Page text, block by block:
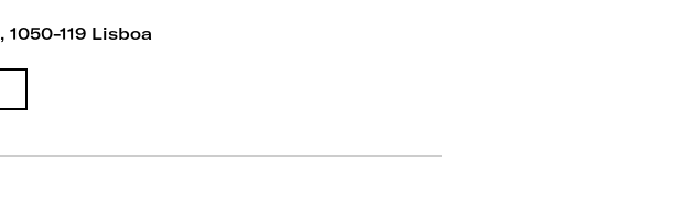
119 Lisboa